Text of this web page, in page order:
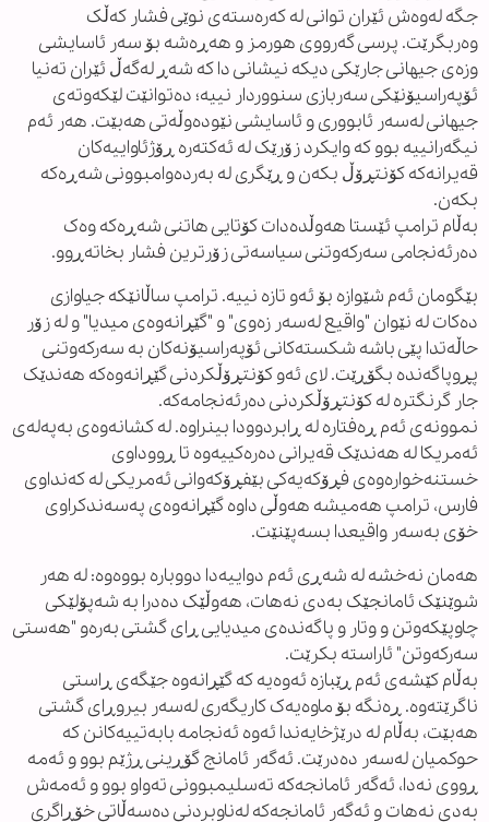
جگە لەوەش ئێران توانی لە کەرەستەی نوێی فشار کەڵک
وەربگرێت. پرسی گەرووی هورمز و هەڕەشە بۆ سەر ئاسایشی
وزەی جیهانی جارێکی دیکە نیشانی دا کە شەڕ لەگەڵ ئێران تەنیا
ئۆپەراسیۆنێکی سەربازی سنووردار نییە؛ دەتوانێت لێکەوتەی
جیهانی لەسەر ئابووری و ئاسایشی نێودەوڵەتی هەبێت. هەر ئەم
نیگەرانییە بوو کە وایکرد زۆرێک لە ئەکتەرە ڕۆژئاواییەکان
قەیرانەکە کۆنتڕۆڵ بکەن و ڕێگری لە بەردەوامبوونی شەڕەکە
بکەن.
بەڵام ترامپ ئێستا هەوڵدەدات کۆتایی هاتنی شەڕەکە وەک
دەرئەنجامی سەرکەوتنی سیاسەتی زۆرترین فشار بخاتەڕوو.
بێگومان ئەم شێوازە بۆ ئەو تازە نییە. ترامپ ساڵانێکە جیاوازی
دەکات لە نێوان "واقیع لەسەر زەوی" و "گێڕانەوەی میدیا" و لە زۆر
حاڵەتدا پێی باشە شکستەکانی ئۆپەراسیۆنەکان بە سەرکەوتنی
پڕوپاگەندە بگۆڕێت. لای ئەو کۆنتڕۆڵکردنی گێڕانەوەکە هەندێک
جار گرنگترە لە کۆنتڕۆڵکردنی دەرئەنجامەکە.
نموونەی ئەم ڕەفتارە لە ڕابردوودا بینراوە. لە کشانەوەی بەپەلەی
ئەمریکا لە هەندێک قەیرانی دەرەکییەوە تا ڕووداوی
خستنەخوارەوەی فڕۆکەیەکی بێفڕۆکەوانی ئەمریکی لە کەنداوی
فارس، ترامپ هەمیشە هەوڵی داوە گێڕانەوەی پەسەندکراوی
خۆی بەسەر واقیعدا بسەپێنێت.
هەمان نەخشە لە شەڕی ئەم دواییەدا دووبارە بووەوە: لە هەر
شوێنێک ئامانجێک بەدی نەهات، هەوڵێک دەدرا بە شەپۆلێکی
چاوپێکەوتن و وتار و پاگەندەی میدیایی ڕای گشتی بەرەو "هەستی
سەرکەوتن" ئاراستە بکرێت.
بەڵام کێشەی ئەم ڕێبازە ئەوەیە کە گێڕانەوە جێگەی ڕاستی
ناگرێتەوە. ڕەنگە بۆ ماوەیەک کاریگەری لەسەر بیروڕای گشتی
هەبێت، بەڵام لە درێژخایەندا ئەوە ئەنجامە بابەتییەکانن کە
حوکمیان لەسەر دەدرێت. ئەگەر ئامانج گۆڕینی ڕژێم بوو و ئەمە
ڕووی نەدا، ئەگەر ئامانجەکە تەسلیمبوونی تەواو بوو و ئەمەش
بەدی نەهات و ئەگەر ئامانجەکە لەناوبردنی دەسەڵاتی خۆڕاگری